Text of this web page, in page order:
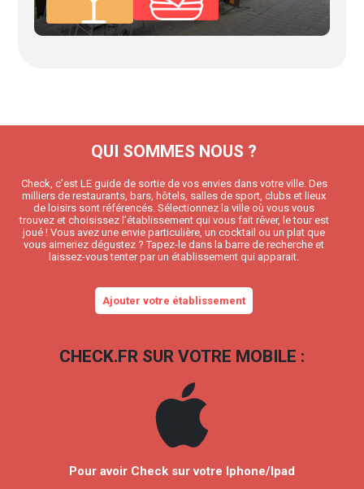
QUI SOMMES NOUS ?
Check, c’est LE guide de sortie de vos envies dans votre ville. Des
milliers de restaurants, bars, hôtels, salles de sport, clubs et lieux
de loisirs sont référencés. Sélectionnez la ville où vous vous
trouvez et choisissez l’établissement qui vous fait rêver, le tour est
joué ! Vous avez une envie particulière, un cocktail ou un plat que
vous aimeriez dégustez ? Tapez-le dans la barre de recherche et
laissez-vous tenter par un établissement qui apparait.
Ajouter votre établissement
CHECK.FR SUR VOTRE MOBILE :
Pour avoir Check sur votre Iphone/Ipad